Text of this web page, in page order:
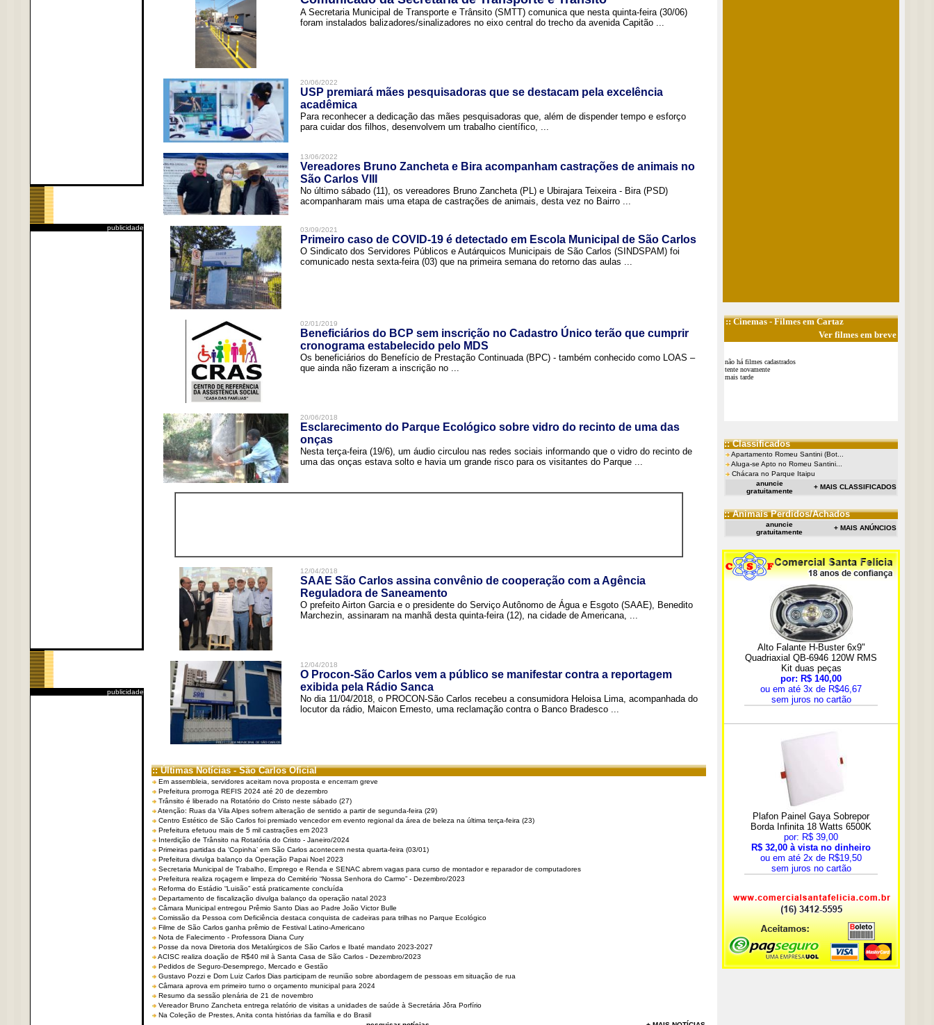
publicidade
publicidade
A Secretaria Municipal de Transporte e Trânsito (SMTT) comunica que nesta quinta-feira (30/06)
foram instalados balizadores/sinalizadores no eixo central do trecho da avenida Capitão ...
20/06/2022
USP premiará mães pesquisadoras que se destacam pela excelência
acadêmica
Para reconhecer a dedicação das mães pesquisadoras que, além de dispender tempo e esforço
para cuidar dos filhos, desenvolvem um trabalho científico, ...
13/06/2022
Vereadores Bruno Zancheta e Bira acompanham castrações de animais no
São Carlos VIII
No último sábado (11), os vereadores Bruno Zancheta (PL) e Ubirajara Teixeira - Bira (PSD)
acompanharam mais uma etapa de castrações de animais, desta vez no Bairro ...
03/09/2021
Primeiro caso de COVID-19 é detectado em Escola Municipal de São Carlos
O Sindicato dos Servidores Públicos e Autárquicos Municipais de São Carlos (SINDSPAM) foi
comunicado nesta sexta-feira (03) que na primeira semana do retorno das aulas ...
02/01/2019
Beneficiários do BCP sem inscrição no Cadastro Único terão que cumprir
cronograma estabelecido pelo MDS
Os beneficiários do Benefício de Prestação Continuada (BPC) - também conhecido como LOAS –
que ainda não fizeram a inscrição no ...
20/06/2018
Esclarecimento do Parque Ecológico sobre vidro do recinto de uma das
onças
Nesta terça-feira (19/6), um áudio circulou nas redes sociais informando que o vidro do recinto de
uma das onças estava solto e havia um grande risco para os visitantes do Parque ...
12/04/2018
SAAE São Carlos assina convênio de cooperação com a Agência
Reguladora de Saneamento
O prefeito Airton Garcia e o presidente do Serviço Autônomo de Água e Esgoto (SAAE), Benedito
Marchezin, assinaram na manhã desta quinta-feira (12), na cidade de Americana, ...
12/04/2018
O Procon-São Carlos vem a público se manifestar contra a reportagem
exibida pela Rádio Sanca
No dia 11/04/2018, o PROCON-São Carlos recebeu a consumidora Heloisa Lima, acompanhada do
locutor da rádio, Maicon Ernesto, uma reclamação contra o Banco Bradesco ...
:: Últimas Notícias - São Carlos Oficial
Em assembleia, servidores aceitam nova proposta e encerram greve
Prefeitura prorroga REFIS 2024 até 20 de dezembro
Trânsito é liberado na Rotatório do Cristo neste sábado (27)
Atenção: Ruas da Vila Alpes sofrem alteração de sentido a partir de segunda-feira (29)
Centro Estético de São Carlos foi premiado vencedor em evento regional da área de beleza na última terça-feira (23)
Prefeitura efetuou mais de 5 mil castrações em 2023
Interdição de Trânsito na Rotatória do Cristo - Janeiro/2024
Primeiras partidas da ‘Copinha’ em São Carlos acontecem nesta quarta-feira (03/01)
Prefeitura divulga balanço da Operação Papai Noel 2023
Secretaria Municipal de Trabalho, Emprego e Renda e SENAC abrem vagas para curso de montador e reparador de computadores
Prefeitura realiza roçagem e limpeza do Cemitério “Nossa Senhora do Carmo” - Dezembro/2023
Reforma do Estádio “Luisão” está praticamente concluída
Departamento de fiscalização divulga balanço da operação natal 2023
Câmara Municipal entregou Prêmio Santo Dias ao Padre João Victor Bulle
Comissão da Pessoa com Deficiência destaca conquista de cadeiras para trilhas no Parque Ecológico
Filme de São Carlos ganha prêmio de Festival Latino-Americano
Nota de Falecimento - Professora Diana Cury
Posse da nova Diretoria dos Metalúrgicos de São Carlos e Ibaté mandato 2023-2027
ACISC realiza doação de R$40 mil à Santa Casa de São Carlos - Dezembro/2023
Pedidos de Seguro-Desemprego, Mercado e Gestão
Gustavo Pozzi e Dom Luiz Carlos Dias participam de reunião sobre abordagem de pessoas em situação de rua
Câmara aprova em primeiro turno o orçamento municipal para 2024
Resumo da sessão plenária de 21 de novembro
Vereador Bruno Zancheta entrega relatório de visitas a unidades de saúde à Secretária Jôra Porfírio
Na Coleção de Prestes, Anita conta histórias da família e do Brasil
::Cinemas- Filmes em Cartaz
Ver filmes em breve
não há filmes cadastrados
tente novamente
mais tarde
:: Classificados
Apartamento Romeu Santini (Bot...
Aluga-se Apto no Romeu Santini...
Chácara no Parque Itaipu
anuncie
gratuitamente
+ MAIS CLASSIFICADOS
:: Animais Perdidos/Achados
anuncie
gratuitamente
+ MAIS ANÚNCIOS